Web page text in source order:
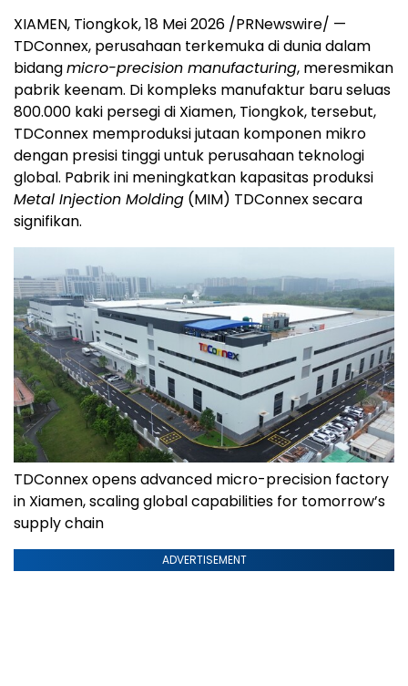
XIAMEN, Tiongkok, 18 Mei 2026 /PRNewswire/ —
TDConnex, perusahaan terkemuka di dunia dalam
bidangmicro-precision manufacturing, meresmikan
pabrik keenam. Di kompleks manufaktur baru seluas
800.000 kaki persegi di Xiamen, Tiongkok, tersebut,
TDConnex memproduksi jutaan komponen mikro
dengan presisi tinggi untuk perusahaan teknologi
global. Pabrik ini meningkatkan kapasitas produksi
Metal Injection Molding (MIM) TDConnex secara
signifikan.
TDConnex opens advanced micro-precision factory
in Xiamen, scaling global capabilities for tomorrow’s
supply chain
ADVERTISEMENT